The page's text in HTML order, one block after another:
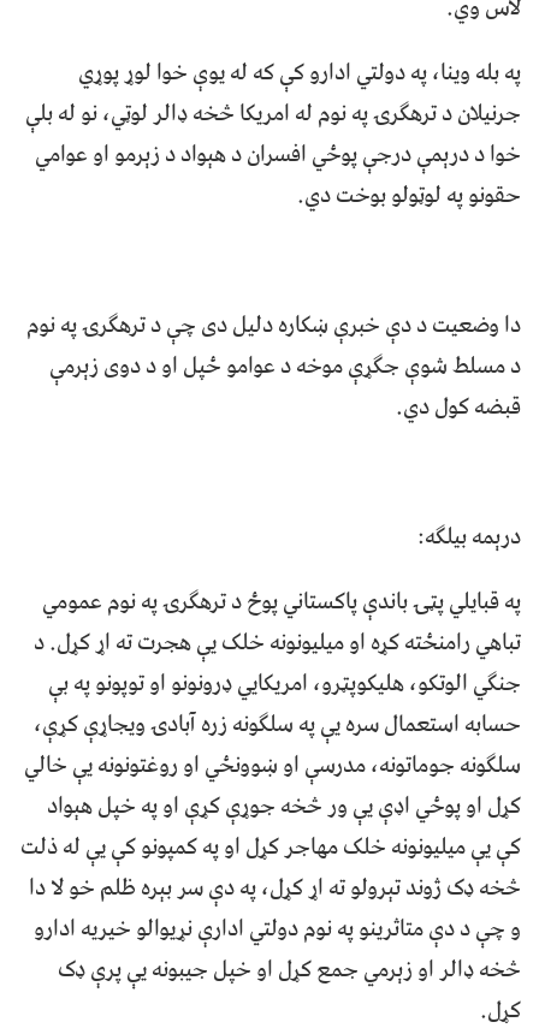
په بله وینا، په دولتي ادارو کې که له یوې خوا لوړ پوړي
جرنیلان د ترهګرۍ په نوم له امریکا څخه ډالر لوټي، نو له بلې
خوا د درېمې درجې پوځي افسران د هېواد د زېرمو او عوامي
حقونو په لوټولو بوخت دي.
دا وضعیت د دې خبرې ښکاره دلیل دی چې د ترهګرۍ په نوم
د مسلط شوې جګړې موخه د عوامو ځپل او د دوی زېرمې
قبضه کول دي.
درېمه بيلګه:
په قبایلي پټۍ باندې پاکستاني پوځ د ترهګرۍ په نوم عمومي
تباهي رامنځته کړه او میلیونونه خلک یې هجرت ته اړ کړل. د
جنګي الوتکو، هلیکوپټرو، امریکايي ډرونونو او توپونو په بې
حسابه استعمال سره يې په سلګونه زره آبادۍ ویجاړې کړې،
سلګونه جوماتونه، مدرسې او ښوونځي او روغتونونه یې خالي
کړل او پوځي اډې یې ور څخه جوړې کړې او په خپل هېواد
کې يې میلیونونه خلک مهاجر کړل او په کمپونو کې یې له ذلت
څخه ډک ژوند تېرولو ته اړ کړل، په دې سر بېره ظلم خو لا دا
و چې د دې متاثرینو په نوم دولتي ادارې نړیوالو خیریه ادارو
څخه ډالر او زېرمي جمع کړل او خپل جیبونه يې پرې ډک
کړل.